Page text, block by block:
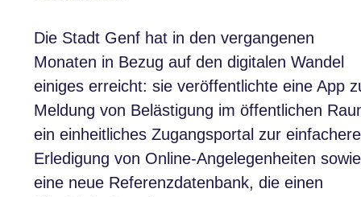
Die Stadt Genf hat in den vergangenen
Monaten in Bezug auf den digitalen Wandel
einiges erreicht: sie veröffentlichte eine App
Meldung von Belästigung im öffentlichen
ein einheitliches Zugangsportal zur
Erledigung von Online-Angelegenheiten sowie
eine neue Referenzdatenbank, die einen